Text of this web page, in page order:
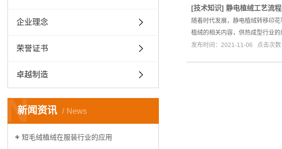
企业理念
荣誉证书
卓越制造
新闻资讯 News
N
短毛绒植绒在服装行业的应用
[技术知识] 静电植绒工艺流程
随着时代发展，静电植绒转移印
植绒的相关内容，供热成型行业
发布时间：2021-11-06 点击次数